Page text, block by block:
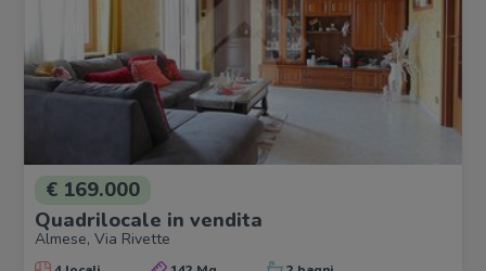
€ 169.000
Quadrilocale in vendita
Almese, Via Rivette